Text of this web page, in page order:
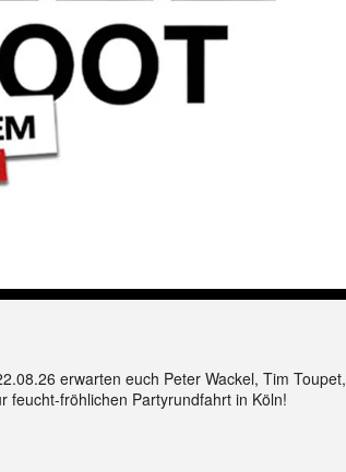
erwarten euch Peter Wackel, Tim Toupet,
feucht-fröhlichen Partyrundfahrt in Köln!